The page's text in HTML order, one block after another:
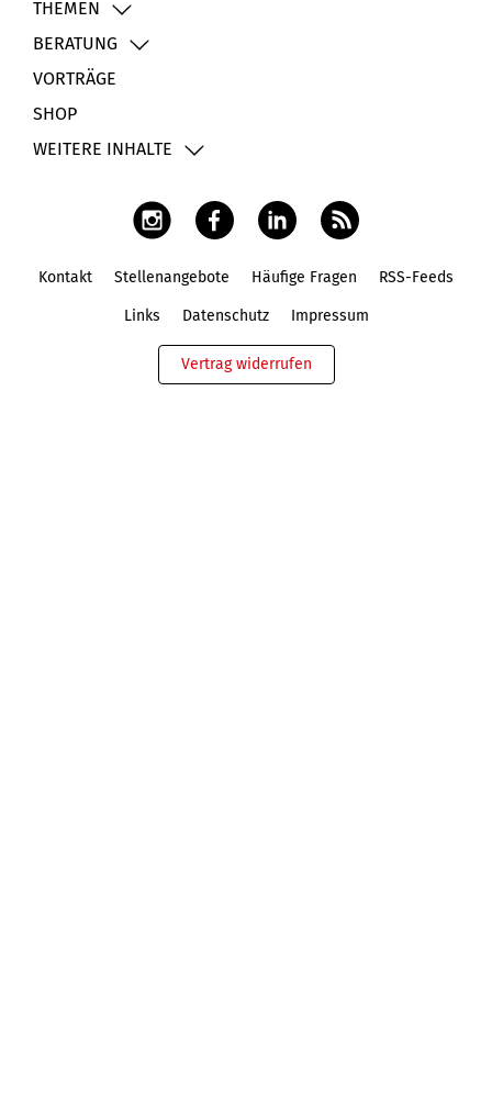
THEMEN
BERATUNG
VORTRÄGE
SHOP
WEITERE INHALTE
Kontakt Stellenangebote Häufige Fragen RSS-Feeds
Links Datenschutz Impressum
Vertrag widerrufen